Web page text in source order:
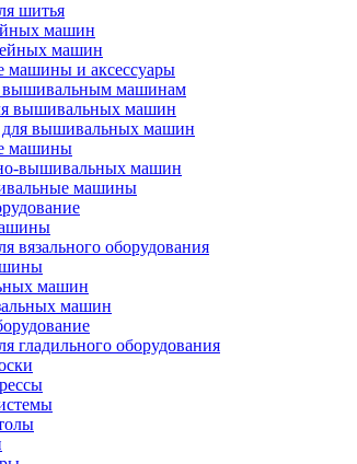
шитья
машин
машин
и аксессуары
вышивальным машинам
вышивальных машин
вышивальных машин
машины
вышивальных машин
машины
вязального оборудования
машин
машин
гладильного оборудования